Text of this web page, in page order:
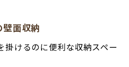
面収納
掛けるのに便利な収納スペー